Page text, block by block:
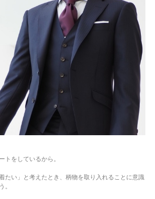
トをしているから。
たい」と考えたとき、柄物を取り入れることに意識
。